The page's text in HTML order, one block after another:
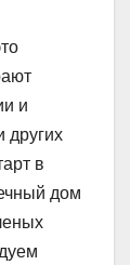
и
других
в
дом